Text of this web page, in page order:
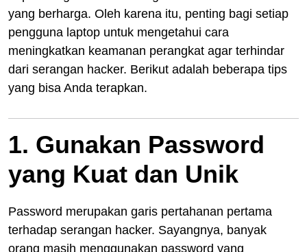
yang berharga. Oleh karena itu, penting bagi setiap
pengguna laptop untuk mengetahui cara
meningkatkan keamanan perangkat agar terhindar
dari serangan hacker. Berikut adalah beberapa tips
yang bisa Anda terapkan.
1. Gunakan Password
yang Kuat dan Unik
Password merupakan garis pertahanan pertama
terhadap serangan hacker. Sayangnya, banyak
orang masih menggunakan password yang